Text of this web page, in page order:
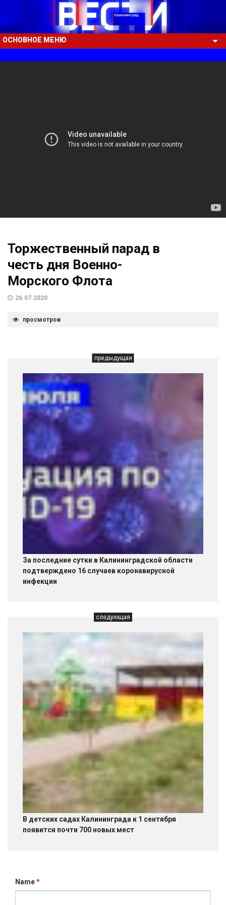
ОСНОВНОЕ МЕНЮ
Торжественный парад в
честь дня Военно-
Морского Флота
26.07.2020
просмотров
предыдущая
За последние сутки в Калининградской области
подтверждено 16 случаев коронавирусной
инфекции
следующая
В детских садах Калининграда к 1 сентября
появится почти 700 новых мест
Name*